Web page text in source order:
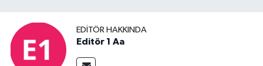
EDITÖR HAKKINDA
Editör 1 Aa